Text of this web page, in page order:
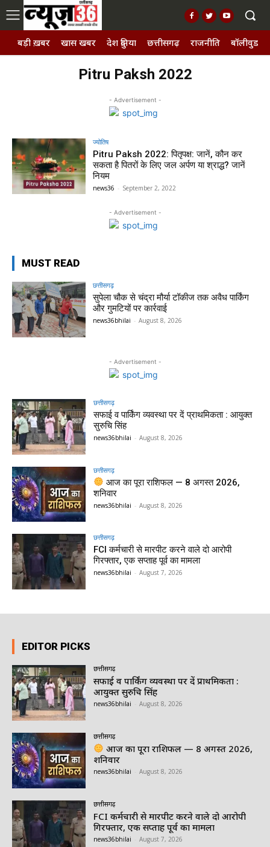
बड़ी ख़बर खास खबर देश दुनिया छत्तीसगढ़ राजनीति बॉलीवुड,
Pitru Paksh 2022
- Advertisement -
ज्योतिष
Pitru Paksh 2022: पितृपक्ष: जानें, कौन कर
सकता है पितरों के लिए जल अर्पण या श्राद्ध? जानें
नियम
news36 - September 2, 2022
- Advertisement -
MUST READ
छत्तीसगढ़
सुपेला चौक से चंद्रा मौर्या टॉकीज तक अवैध पार्किंग
और गुमटियों पर कार्रवाई
news36bhilai - August 8, 2026
- Advertisement -
छत्तीसगढ़
सफाई व पार्किंग व्यवस्था पर दें प्राथमिकता : आयुक्त
सुरुचि सिंह
news36bhilai - August 8, 2026
छत्तीसगढ़
आज का पूरा राशिफल — 8 अगस्त 2026,
शनिवार
news36bhilai - August 8, 2026
छत्तीसगढ़
FCI कर्मचारी से मारपीट करने वाले दो आरोपी
गिरफ्तार, एक सप्ताह पूर्व का मामला
news36bhilai - August 7, 2026
EDITOR PICKS
छत्तीसगढ़
सफाई व पार्किंग व्यवस्था पर दें प्राथमिकता :
आयुक्त सुरुचि सिंह
news36bhilai August 8, 2026
छत्तीसगढ़
आज का पूरा राशिफल — 8 अगस्त 2026,
शनिवार
news36bhilai August 8, 2026
छत्तीसगढ़
FCI कर्मचारी से मारपीट करने वाले दो आरोपी
गिरफ्तार, एक सप्ताह पूर्व का मामला
news36bhilai August 7, 2026